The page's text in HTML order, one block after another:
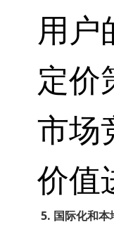
用户
定价
市场
价值
5. 国际化和本